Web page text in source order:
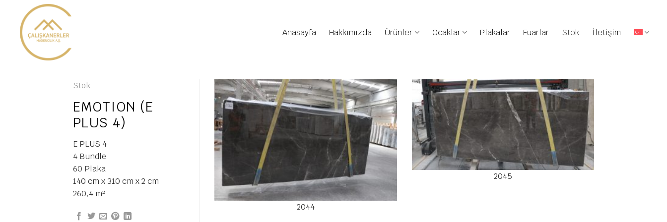
Anasayfa
Hakkımızda Ürünler Ocaklar Plakalar Fuarlar Stok İletişim
Stok
EMOTION (E
PLUS 4)
E PLUS 4
4 Bundle
60 Plaka
140 cm x 310 cm x 2 cm
260,4 m²
2044
2045